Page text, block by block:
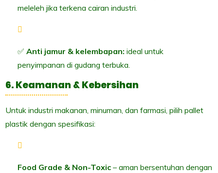
meleleh jika terkena cairan industri.
✅Anti jamur & kelembapan: ideal untuk
penyimpanan di gudang terbuka.
6. Keamanan & Kebersihan
Untuk industri makanan, minuman, dan farmasi, pilih pallet
plastik dengan spesifikasi:
Food Grade & Non-Toxic – aman bersentuhan dengan